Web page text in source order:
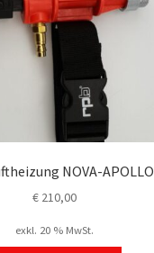
NOVA-APOLLO
€ 210,00
exkl. 20 % MwSt.